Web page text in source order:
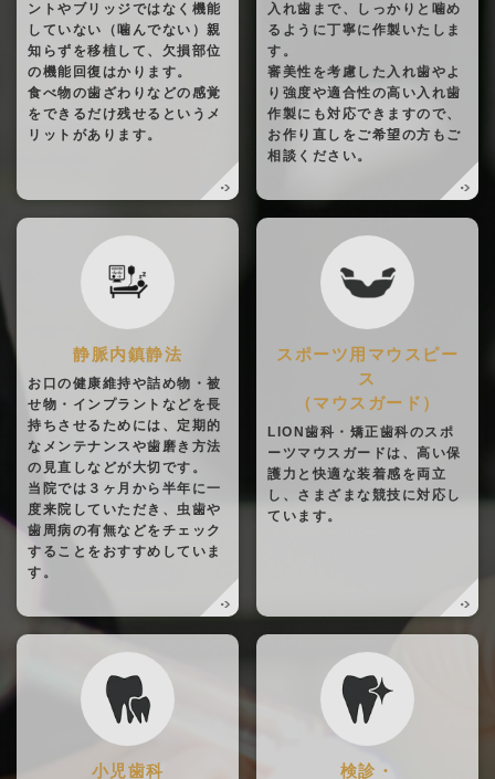
ントやブリッジではなく機能
していない（噛んでない）親
知らずを移植して、欠損部位
の機能回復はかります。
食べ物の歯ざわりなどの感覚
をできるだけ残せるというメ
リットがあります。
入れ歯まで、しっかりと噛め
るように丁寧に作製いたしま
す。
審美性を考慮した入れ歯やよ
り強度や適合性の高い入れ歯
作製にも対応できますので、
お作り直しをご希望の方もご
相談ください。
静脈内鎮静法
お口の健康維持や詰め物・被
せ物・インプラントなどを長
持ちさせるためには、定期的
なメンテナンスや歯磨き方法
の見直しなどが大切です。
当院では３ヶ月から半年に一
度来院していただき、虫歯や
歯周病の有無などをチェック
することをおすすめしていま
す。
スポーツ用マウスピー
ス
（マウスガード）
LION歯科・矯正歯科のスポ
ーツマウスガードは、高い保
護力と快適な装着感を両立
し、さまざまな競技に対応し
ています。
小児歯科
検診・